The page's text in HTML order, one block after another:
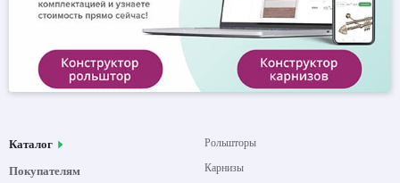
Каталог
Покупателям
Рольшторы
Карнизы